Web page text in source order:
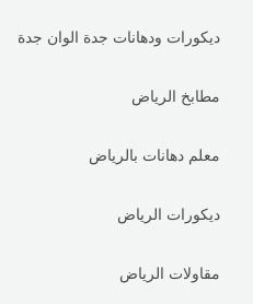
ديكورات ودهانات جدة الوان جدة
مطابخ الرياض
معلم دهانات بالرياض
ديكورات الرياض
مقاولات الرياض